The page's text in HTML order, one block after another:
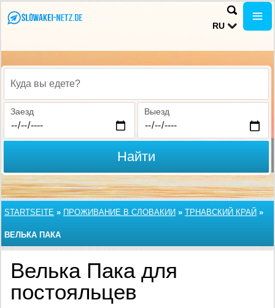
RU
Куда вы едете?
Заезд Выезд
Найти
STARTSEITE » ПРОЖИВАНИЕ В СЛОВАКИИ » ТРНАВСКИЙ КРАЙ »
ВЕЛЬКА ПАКА
Велька Пака для
постояльцев